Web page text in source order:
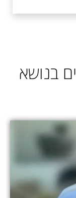
בנושא